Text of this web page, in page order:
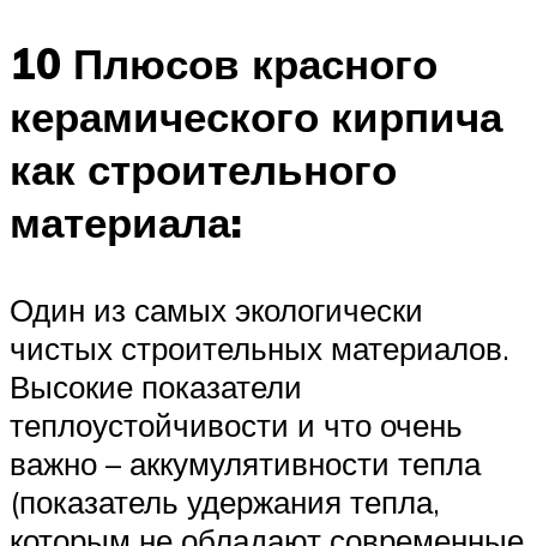
10 Плюсов красного
керамического кирпича
как строительного
материала:
Один из самых экологически
чистых строительных материалов.
Высокие показатели
теплоустойчивости и что очень
важно – аккумулятивности тепла
(показатель удержания тепла,